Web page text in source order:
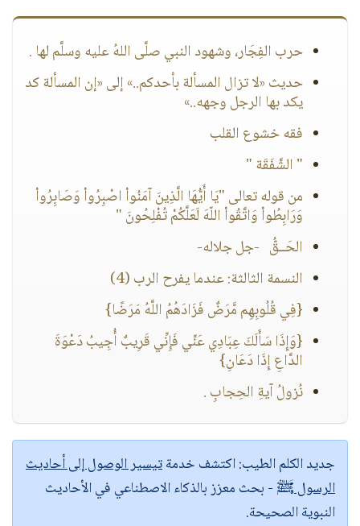
حرب الفِجَار، وشهود النبي صلَّى اللهُ عليه وسلَّم لها .
حديث «لا تزال المسألة بأحدكم..» إلى «إن المسألة كد
يكد بها الرجل وجهه..»
فقه خشوع القلب
" الشَّفَقَة "
من قوله تعالى "يَا أَيُّهَا الَّذِينَ آمَنُواْ اصْبِرُواْ وَصَابِرُواْ
وَرَابِطُواْ وَاتَّقُواْ اللّهَ لَعَلَّكُمْ تُفْلِحُونَ‎ "
الحَــقُّ -جل جلاله-
النسمة الثالثة: عندما يفرح الرب (4)
{فِي قُلُوبِهِم مَّرَضٌ فَزَادَهُمُ اللَّهُ مَرَضًا}
{وَإِذَا سَأَلَكَ عِبَادِي عَنِّي فَإِنِّي قَرِيبٌ أُجِيبُ دَعْوَةَ
الدَّاعِ إِذَا دَعَانِ}
نُزولُ آيةِ الحِجابِ .
جديد الكلم الطيب:اكتشف خدمةتيسير الوصول إلى أحاديث
الرسول ﷺ - بحث معزز بالذكاء الاصطناعي في الأحاديث
النبوية الصحيحة.